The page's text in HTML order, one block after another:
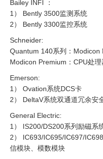
Bailey INFI ：
1） Bently 3500监测系统
2） Bently 3300监控系统
Schneider:
Quantum 140系列：Modicon
Modicon Premium：CPU处
Emerson:
1） Ovation系统DCS卡
2） DeltaV系统双通道冗余安
General Electric:
1） IS200/DS200系列励磁系
2） IC693/IC695/IC697/
信模块、模数模块